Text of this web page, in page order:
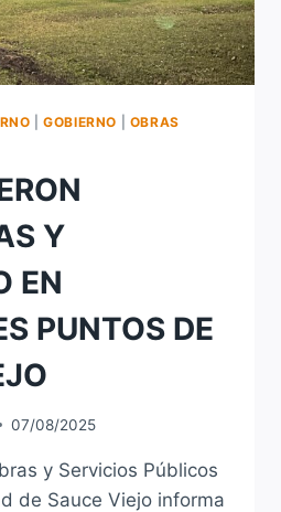
|GOBIERNO
OBRAS
Y
EN
PUNTOS DE
07/08/2025
y Servicios Públicos
de Sauce Viejo informa